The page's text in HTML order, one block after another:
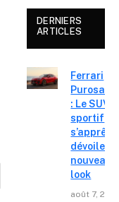
DERNIERS
ARTICLES
Ferrari
: Le SUV
sportif
s’apprête
dévoiler
nouveau
look
août 7,